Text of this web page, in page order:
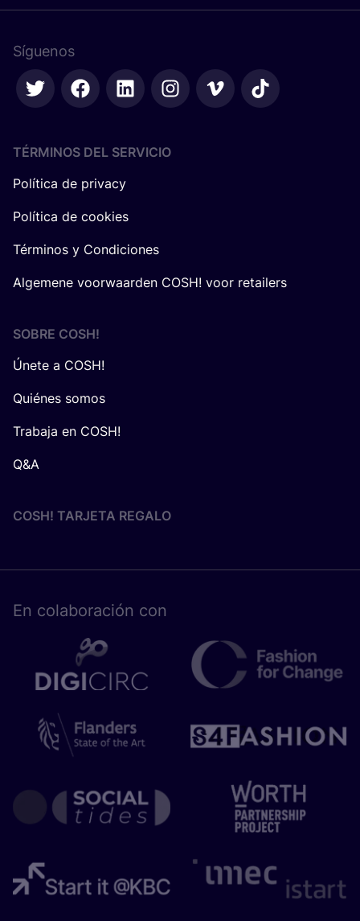
Síguenos
TÉRMINOS DEL SERVICIO
Política de privacy
Política de cookies
Términos y Condiciones
Algemene voorwaarden COSH! voor retailers
SOBRE COSH!
Únete a COSH!
Quiénes somos
Trabaja en COSH!
Q&A
COSH! TARJETA REGALO
En cola­bo­ra­ción con